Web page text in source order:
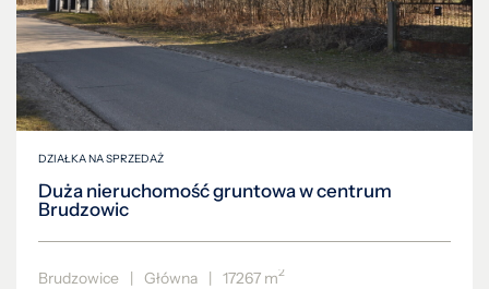
DZIAŁKA NA SPRZEDAŻ
Duża nieruchomość gruntowa w centrum
Brudzowic
Brudzowice | Główna | 17267 m2